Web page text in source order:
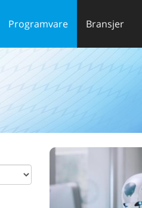
Programvare Bransjer